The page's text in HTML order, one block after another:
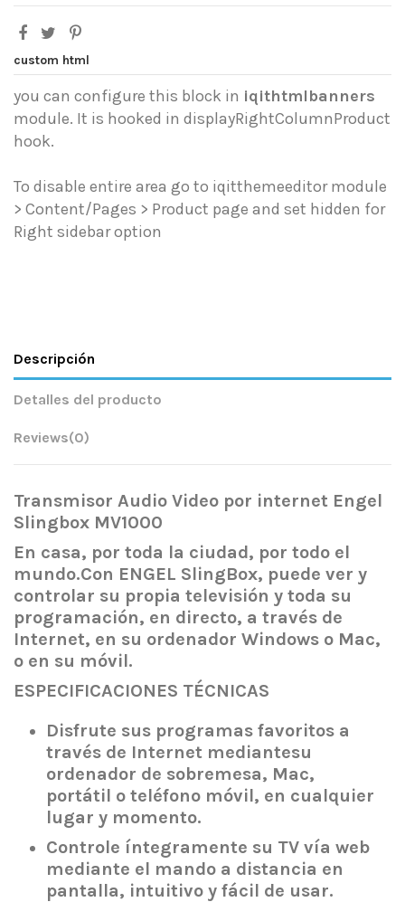
custom html
you can configure this block in iqithtmlbanners
module. It is hooked in displayRightColumnProduct
hook.
To disable entire area go to iqitthemeeditor module
> Content/Pages > Product page and set hidden for
Right sidebar option
Descripción
Detalles del producto
Reviews(0)
Transmisor Audio Video por internet Engel
Slingbox MV1000
En casa, por toda la ciudad, por todo el
mundo.Con ENGEL SlingBox, puede ver y
controlar su propia televisión y toda su
programación, en directo, a través de
Internet, en su ordenador Windows o Mac,
o en su móvil.
ESPECIFICACIONES TÉCNICAS
Disfrute sus programas favoritos a
través de Internet mediantesu
ordenador de sobremesa, Mac,
portátil o teléfono móvil, en cualquier
lugar y momento.
Controle íntegramente su TV vía web
mediante el mando a distancia en
pantalla, intuitivo y fácil de usar.